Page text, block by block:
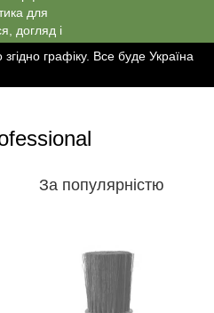
графіку. Все буде Україна
За популярністю